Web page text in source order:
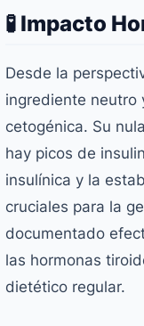
🧪 Impacto
Desde la
ingrediente neutro
cetogénica. Su
hay picos de
insulínica y la
cruciales para la
documentado
las hormonas
dietético regular.